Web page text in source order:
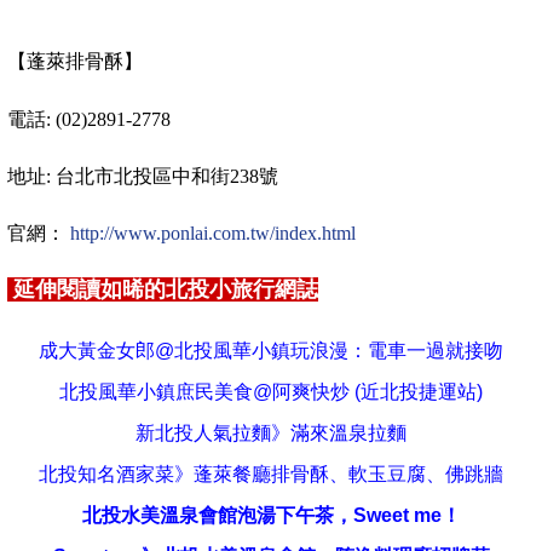
【蓬萊排骨酥】
電話: (02)2891-2778
地址: 台北市北投區中和街238號
官網： http://www.ponlai.com.tw/index.html
延伸閱讀如晞的北投小旅行網誌
成大黃金女郎@北投風華小鎮玩浪漫：電車一過就接吻
北投風華小鎮庶民美食@阿爽快炒 (近北投捷運站)
新北投人氣拉麵》滿來溫泉拉麵
北投知名酒家菜》蓬萊餐廳排骨酥、軟玉豆腐、佛跳牆
北投水美溫泉會館泡湯下午茶，Sweet me！